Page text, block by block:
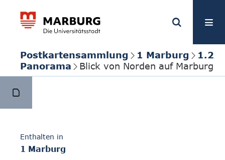
Postkartensammlung 1 Marburg
1.2
Panorama
Blick von Norden auf Marburg
Enthalten in
1 Marburg